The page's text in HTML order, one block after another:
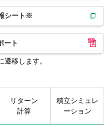
シート※
ート
移します。
リターン
計算
積立シミュレ
ーション